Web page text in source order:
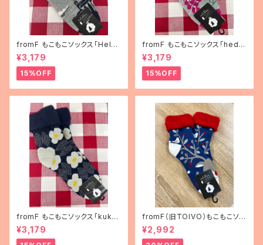
fromF もこもこソックス「Helsi
nki（ヘルシンキ）」
¥3,179
15%OFF
fromF もこもこソックス「hedel
mä（果物）」
¥3,179
15%OFF
fromF もこもこソックス「kukka
puutarha（花畑）」
¥3,179
fromF（旧TOIVO）もこもこソッ
クス「poro（トナカイ）」
¥2,992